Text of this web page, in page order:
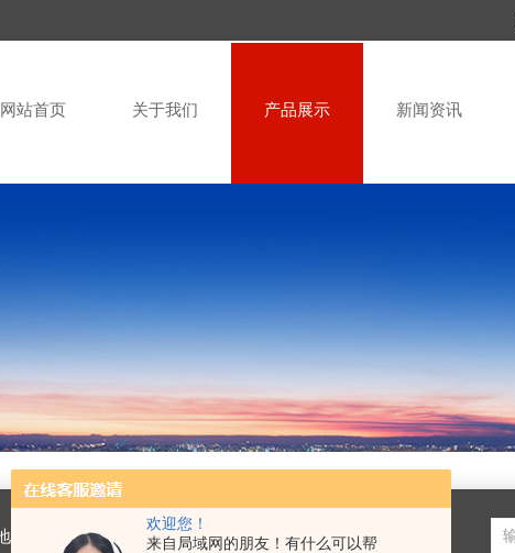
欢迎您！
来自局域网的朋友！有什么可以帮
网站首页 关于我们 产品展示 新闻资讯
浙江地磅维修，杭州地磅，宁波地磅，湖州地磅